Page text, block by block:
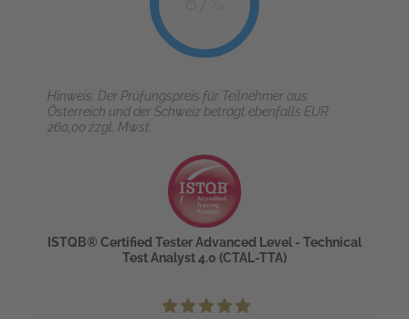
Hinweis: Der Prüfungspreis für Teilnehmer aus
Österreich und der Schweiz beträgt ebenfalls EUR
260,00 zzgl. Mwst.
ISTQB® Certified Tester Advanced Level - Technical
Test Analyst 4.0 (CTAL-TTA)